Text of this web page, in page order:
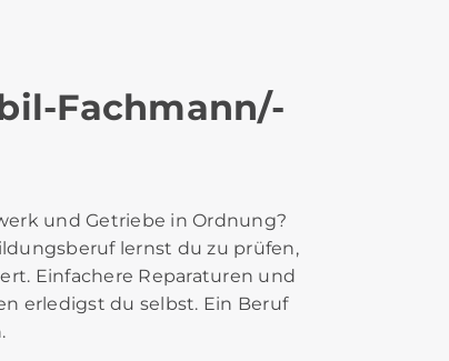
Fachmann/-
und Getriebe in Ordnung?
lernst du zu prüfen,
Einfachere Reparaturen und
erledigst du selbst. Ein Beruf